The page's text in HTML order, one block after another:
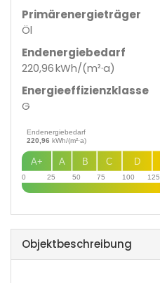
Primärenergieträger
Öl
Endenergie­bedarf
220,96 kWh/(m²·a)
Energie­effizienz­klasse
G
0 25 50 75 100 125
D
C
B
A
A+
Endenergiebedarf
220,96 kWh/(m²·a)
Objekt­beschreibung